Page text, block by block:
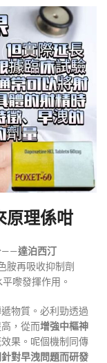
原理係咁
——達泊西汀
胺再吸收抑制劑
平嚟發揮作用 。
物質。必利勁透過
，從而增強中樞神
果 。呢個機制同傳
對早洩問題而研發